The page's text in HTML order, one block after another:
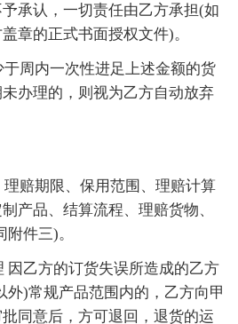
承认，一切责任由乙方承担(如
章的正式书面授权文件)。
周内一次性进足上述金额的货
办理的，则视为乙方自动放弃
赔期限、保用范围、理赔计算
产品、结算流程、理赔货物、
件三)。
因乙方的订货失误所造成的乙方
外)常规产品范围内的，乙方向甲
同意后，方可退回，退货的运